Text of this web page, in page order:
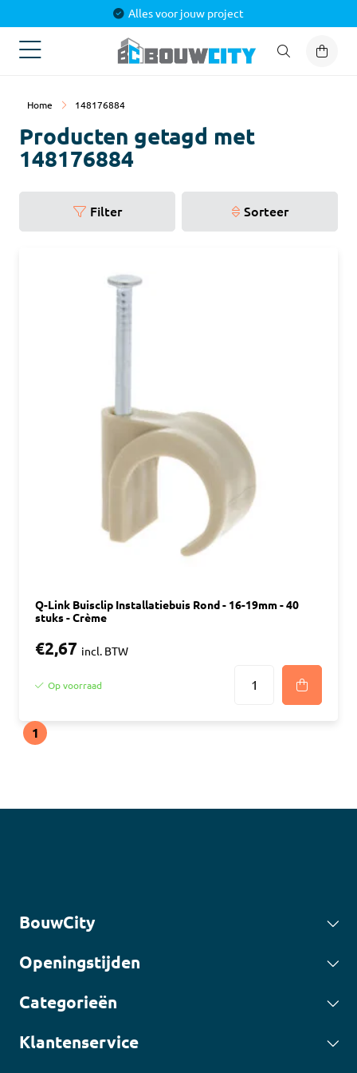
Alles voor jouw project
Home 148176884
Producten getagd met
148176884
Filter Sorteer
Q-Link Buisclip Installatiebuis Rond - 16-19mm - 40
stuks - Crème
€2,67 incl. BTW
Op voorraad
1
BouwCity
Openingstijden
Categorieën
Klantenservice